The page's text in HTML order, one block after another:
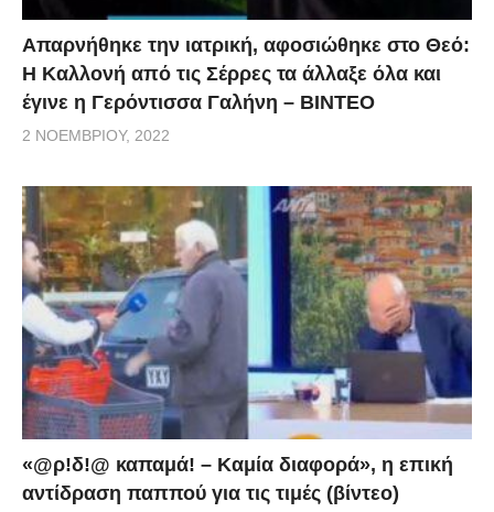
Απαρνήθηκε την ιατρική, αφοσιώθηκε στο Θεό:
Η Καλλονή από τις Σέρρες τα άλλαξε όλα και
έγινε η Γερόντισσα Γαλήνη – ΒΙΝΤΕΟ
2 ΝΟΕΜΒΡΊΟΥ, 2022
«@ρ!δ!@ καπαμά! – Καμία διαφορά», η επική
αντίδραση παππού για τις τιμές (βίντεο)